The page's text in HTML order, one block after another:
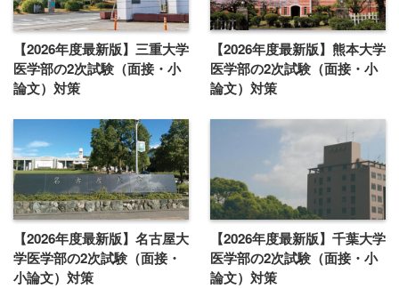
【2026年度最新版】三重大学
医学部の2次試験（面接・小
論文）対策
【2026年度最新版】熊本大学
医学部の2次試験（面接・小
論文）対策
【2026年度最新版】名古屋大
学医学部の2次試験（面接・
小論文）対策
【2026年度最新版】千葉大学
医学部の2次試験（面接・小
論文）対策